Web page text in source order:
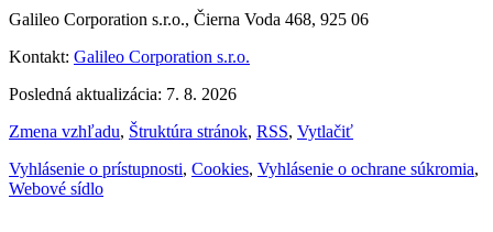
Galileo Corporation s.r.o., Čierna Voda 468, 925 06
Kontakt: Galileo Corporation s.r.o.
Posledná aktualizácia: 7. 8. 2026
Zmena vzhľadu, Štruktúra stránok, RSS, Vytlačiť
Vyhlásenie o prístupnosti, Cookies, Vyhlásenie o ochrane súkromia,
Webové sídlo